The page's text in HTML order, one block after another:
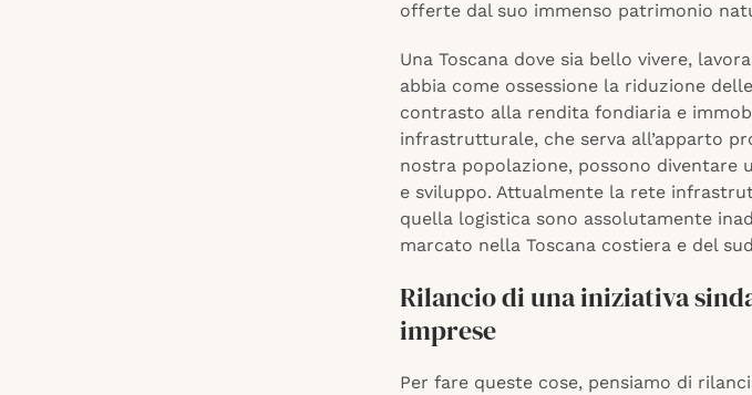
offerte dal suo immenso patrimonio
Una Toscana dove sia bello vivere,
abbia come ossessione la riduzione
contrasto alla rendita fondiaria e
infrastrutturale, che serva all’apparto
nostra popolazione, possono diventare
e sviluppo. Attualmente la rete
quella logistica sono assolutamente
marcato nella Toscana costiera e del
Rilancio di una iniziativa
imprese
Per fare queste cose, pensiamo di